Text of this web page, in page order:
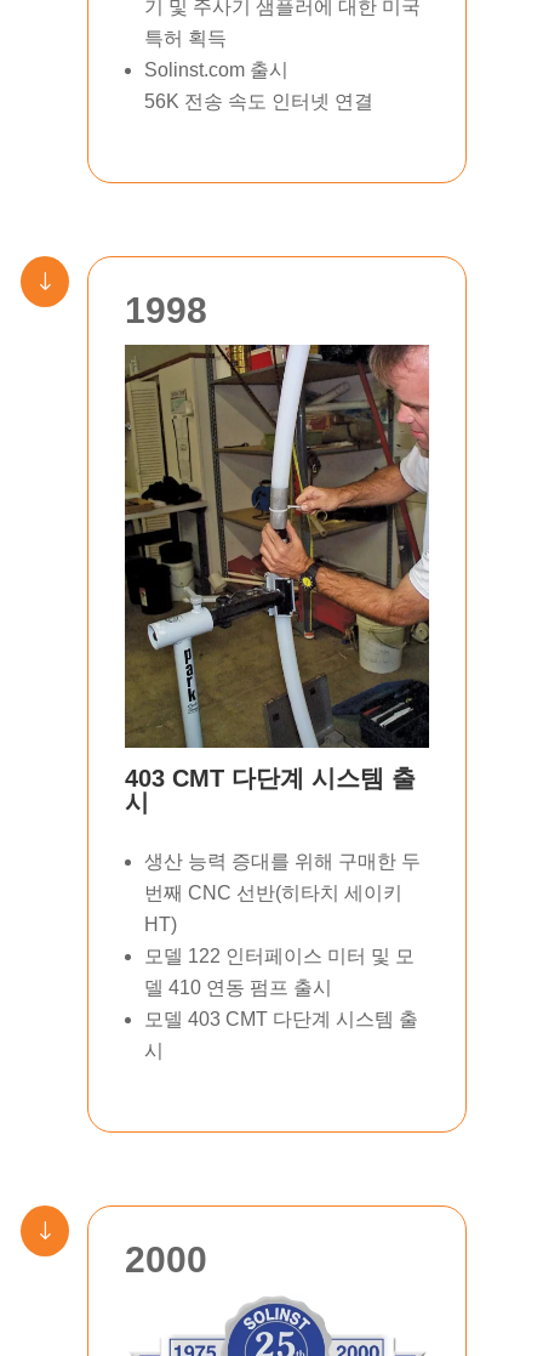
기 및 주사기 샘플러에 대한 미국
특허 획득
Solinst.com 출시
56K 전송 속도 인터넷 연결
1998
403 CMT 다단계 시스템 출
시
생산 능력 증대를 위해 구매한 두
번째 CNC 선반(히타치 세이키
HT)
모델 122 인터페이스 미터 및 모
델 410 연동 펌프 출시
모델 403 CMT 다단계 시스템 출
시
"
2000
"